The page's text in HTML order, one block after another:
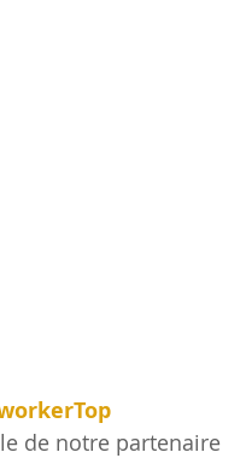
de notre partenaire